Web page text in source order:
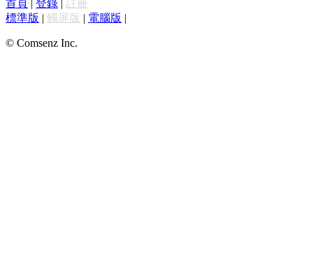
首頁 | 登錄 | 註冊
標準版 | 觸屏版 | 電腦版 |
© Comsenz Inc.